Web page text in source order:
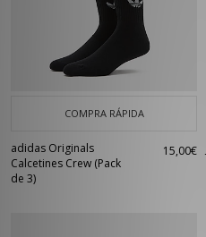
COMPRA RÁPIDA
adidas Originals
Calcetines Crew (Pack
de 3)
15,00€